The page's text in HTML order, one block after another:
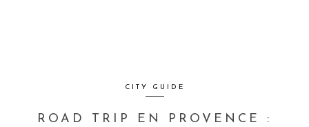
CITY GUIDE
ROAD TRIP EN PROVENCE :